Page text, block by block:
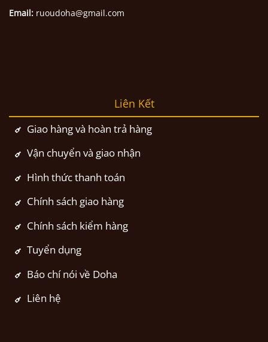
Email: ruoudoha@gmail.com
Liên Kết
Giao hàng và hoàn trả hàng
Vận chuyển và giao nhận
Hình thức thanh toán
Chính sách giao hàng
Chính sách kiểm hàng
Tuyển dụng
Báo chí nói về Doha
Liên hệ